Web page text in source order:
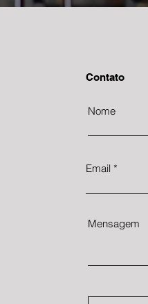
Contato
Nome
Email
Mensagem